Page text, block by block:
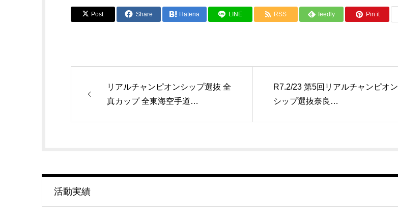
Post Share Hatena LINE RSS feedly Pin it
リアルチャンピオンシップ選抜 全
真カップ 全東海空手道…
R7.2/23 第5回リアルチャンピオン
シップ選抜奈良…
活動実績